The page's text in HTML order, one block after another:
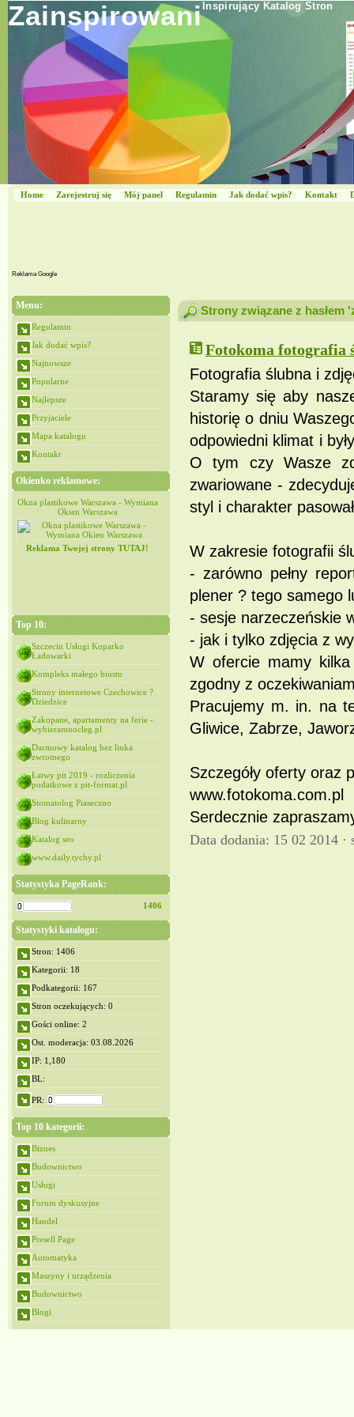
Zainspirowani Inspirujący Katalog Stron
Home Zarejestruj się Mój panel Regulamin Jak dodać wpis? Kontakt
Reklama Google
Menu:
Regulamin
Jak dodać wpis?
Najnowsze
Popularne
Najlepsze
Przyjaciele
Mapa katalogu
Kontakt
Okienko reklamowe:
Okna plastikowe Warszawa - Wymiana
Okien Warszawa
Okna plastikowe Warszawa - Wymiana
Okien Warszawa
Reklama Twojej strony TUTAJ!
Top 10:
Szczecin Usługi Koparko
Ładowarki
Kompleks małego biustu
Strony internetowe Czechowice ?
Dziedzice
Zakopane, apartamenty na ferie -
wybieramnocleg.pl
Darmowy katalog bez linka
zwrotnego
Łatwy pit 2019 - rozliczenia
podatkowe z pit-format.pl
Stomatolog Piaseczno
Blog kulinarny
Katalog seo
www.daily.tychy.pl
Statystyka PageRank:
1406
Statystyki katalogu:
Stron: 1406
Kategorii: 18
Podkategorii: 167
Stron oczekujących: 0
Gości online: 2
Ost. moderacja: 03.08.2026
IP: 1,180
BL:
PR:
Top 10 kategorii:
Biznes
Budownictwo
Usługi
Forum dyskusyjne
Handel
Presell Page
Automatyka
Maszyny i urządzenia
Budownictwo
Blogi
Strony związane z hasłem
Fotokoma fotografia
Fotografia ślubna i
Staramy się aby
historię o dniu
odpowiedni klimat i
O tym czy Wasze
zwariowane -
styl i charakter
W zakresie fotografii
- zarówno pełny
plener ? tego samego
- sesje narzeczeńskie
- jak i tylko zdjęcia z
W ofercie mamy
zgodny z
Pracujemy m. in. na
Gliwice, Zabrze,
Szczegóły oferty oraz
www.fotokoma.com.pl
Serdecznie
Data dodania: 15 02 2014 ·